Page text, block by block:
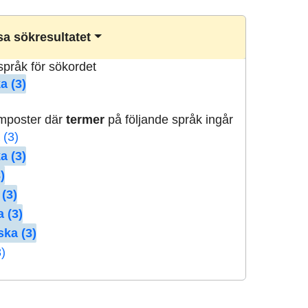
sökresultatet
för sökordet
(3)
därtermer på följande språk ingår
(3)
(3)
(3)
(3)